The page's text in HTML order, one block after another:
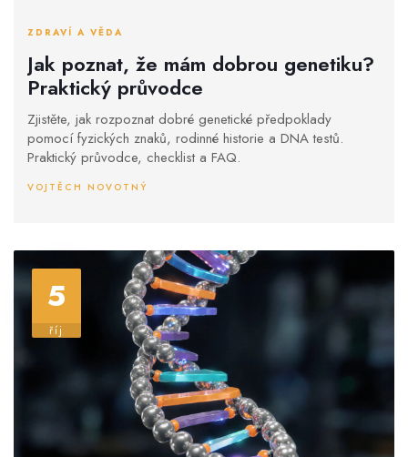
ZDRAVÍ A VĚDA
Jak poznat, že mám dobrou genetiku?
Praktický průvodce
Zjistěte, jak rozpoznat dobré genetické předpoklady
pomocí fyzických znaků, rodinné historie a DNA testů.
Praktický průvodce, checklist a FAQ.
VOJTĚCH NOVOTNÝ
5
říj